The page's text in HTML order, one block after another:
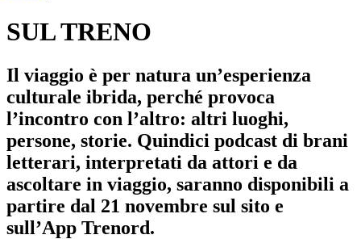
SUL TRENO
Il viaggio è per natura un’esperienza
culturale ibrida, perché provoca
l’incontro con l’altro: altri luoghi,
persone, storie. Quindici podcast di brani
letterari, interpretati da attori e da
ascoltare in viaggio, saranno disponibili a
partire dal 21 novembre sul sito e
sull’App Trenord.